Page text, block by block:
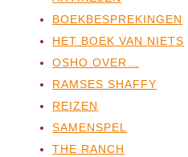
BOEKBESPREKINGEN
HET BOEK VAN NIETS
OSHO OVER…
RAMSES SHAFFY
REIZEN
SAMENSPEL
THE RANCH